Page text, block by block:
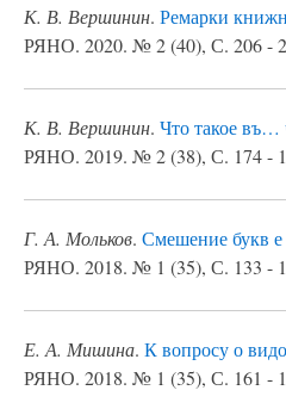
К. В. Вершинин. Ремарки
РЯНО. 2020. № 2 (40), С. 206 -
К. В. Вершинин. Что такое въ…
РЯНО. 2019. № 2 (38), С. 174 -
Г. А. Мольков. Смешение букв
РЯНО. 2018. № 1 (35), С. 133 -
Е. А. Мишина. К вопросу о
РЯНО. 2018. № 1 (35), С. 161 -